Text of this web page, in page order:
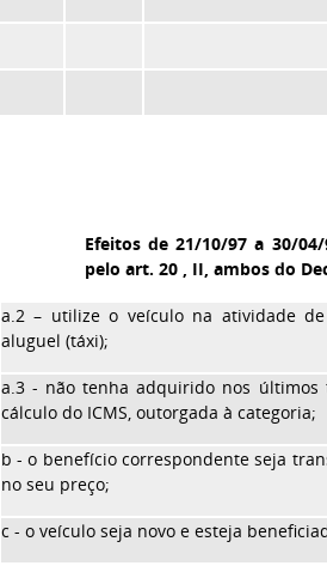
Efeitos de 21/10/97 a 30/
pelo art. 20 , II, ambos do
a.2 – utilize o veículo na atividade
aluguel (táxi);
a.3 - não tenha adquirido nos últimos
cálculo do ICMS, outorgada à categoria;
b - o benefício correspondente seja
no seu preço;
c - o veículo seja novo e esteja